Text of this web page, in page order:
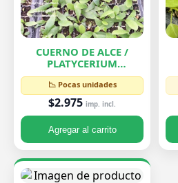
CUERNO DE ALCE /
PLATYCERIUM
BIFURCATUM
📉 Pocas unidades
$2.975 imp. incl.
Agregar al carrito